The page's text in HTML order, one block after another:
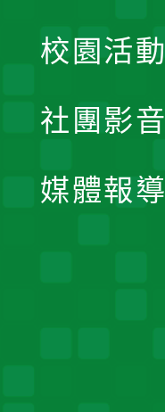
校園活動
社團影音
媒體報導